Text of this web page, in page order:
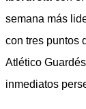
semana más
con tres puntos
Atlético
inmediatos